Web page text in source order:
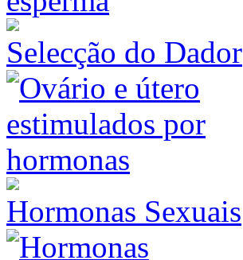
Selecção do Dador
Hormonas Sexuais